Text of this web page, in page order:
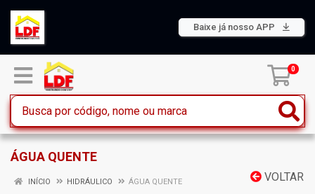
Baixe já nosso APP
0
ÁGUA QUENTE
VOLTAR
INÍCIO HIDRÁULICO ÁGUA QUENTE